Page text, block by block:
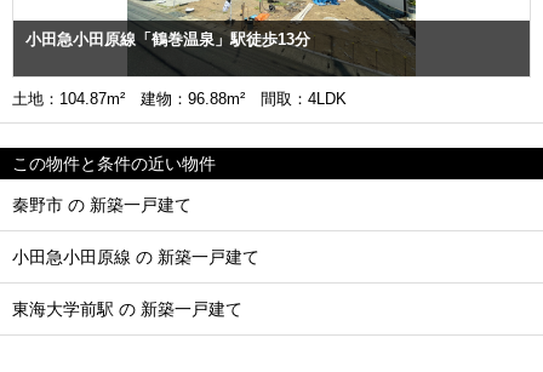
小田急小田原線「鶴巻温泉」駅徒歩13分
土地：104.87m² 建物：96.88m² 間取：4LDK
この物件と条件の近い物件
秦野市 の 新築一戸建て
小田急小田原線 の 新築一戸建て
東海大学前駅 の 新築一戸建て